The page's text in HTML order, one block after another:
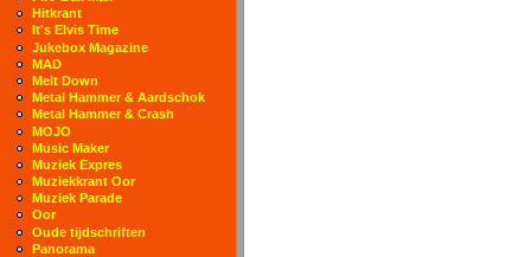
Hitkrant
It's Elvis Time
Jukebox Magazine
MAD
Melt Down
Metal Hammer & Aardschok
Metal Hammer & Crash
MOJO
Music Maker
Muziek Expres
Muziekkrant Oor
Muziek Parade
Oor
Oude tijdschriften
Panorama